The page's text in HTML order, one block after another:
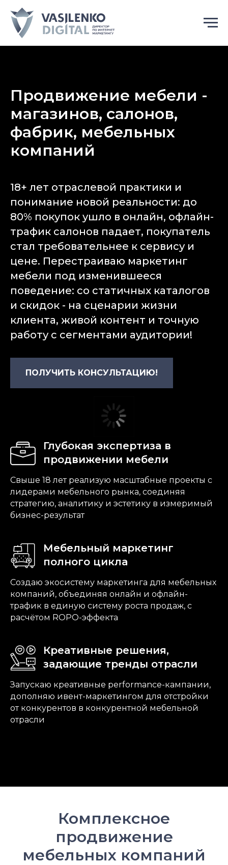
Продвижение мебели -
магазинов, салонов,
фабрик, мебельных
компаний
18+ лет отраслевой практики и
понимание новой реальности: до
80% покупок ушло в онлайн, офлайн-
трафик салонов падает, покупатель
стал требовательнее к сервису и
цене. Перестраиваю маркетинг
мебели под изменившееся
поведение: со статичных каталогов
и скидок - на сценарии жизни
клиента, живой контент и точную
работу с сегментами аудитории!
ПОЛУЧИТЬ КОНСУЛЬТАЦИЮ!
Глубокая экспертиза в
продвижении мебели
Свыше 18 лет реализую масштабные проекты с
лидерами мебельного рынка, соединяя
стратегию, аналитику и эстетику в измеримый
бизнес-результат
Мебельный маркетинг
полного цикла
Создаю экосистему маркетинга для мебельных
компаний, объединяя онлайн и офлайн-
трафик в единую систему роста продаж, с
расчётом ROPO-эффекта
Креативные решения,
задающие тренды отрасли
Запускаю креативные performance-кампании,
дополняю ивент-маркетингом для отстройки
от конкурентов в конкурентной мебельной
отрасли
Комплексное
продвижение
мебельных компаний